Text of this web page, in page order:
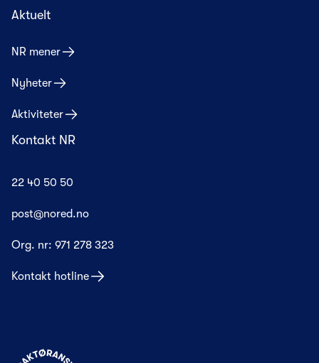
Aktuelt
NR mener
Nyheter
Aktiviteter
Kontakt NR
22 40 50 50
post@nored.no
Org. nr: 971 278 323
Kontakt hotline
Til forsiden